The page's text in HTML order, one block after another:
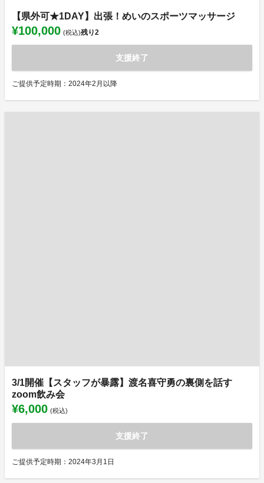
【県外可★1DAY】出張！めいのスポーツマッサージ
¥100,000 (税込)残り2
支援終了
ご提供予定時期：2024年2月以降
3/1開催【スタッフが暴露】渡名喜守勇の裏側を話す
zoom飲み会
¥6,000 (税込)
支援終了
ご提供予定時期：2024年3月1日